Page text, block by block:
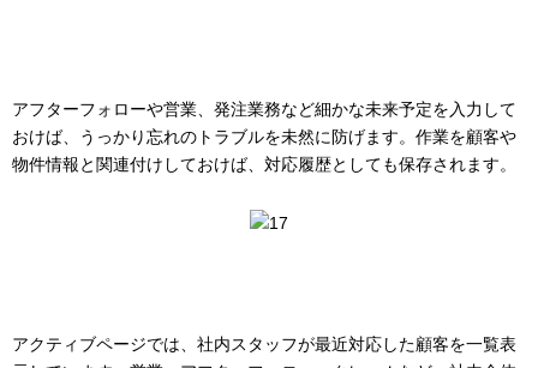
アフターフォローや営業、発注業務など細かな未来予定を入力して
おけば、うっかり忘れのトラブルを未然に防げます。作業を顧客や
物件情報と関連付けしておけば、対応履歴としても保存されます。
アクティブページでは、社内スタッフが最近対応した顧客を一覧表